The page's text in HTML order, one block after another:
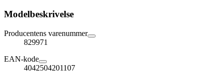
Modelbeskrivelse
Producentens varenummer
829971
EAN-kode
4042504201107